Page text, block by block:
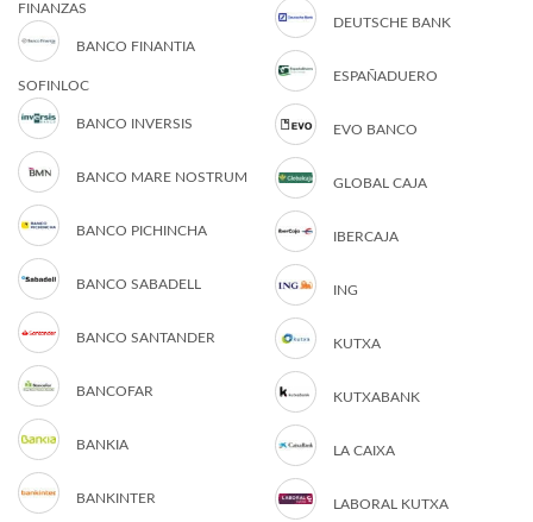
FINANZAS
BANCO FINANTIA
SOFINLOC
BANCO INVERSIS
BANCO MARE NOSTRUM
BANCO PICHINCHA
BANCO SABADELL
BANCO SANTANDER
BANCOFAR
BANKIA
BANKINTER
DEUTSCHE BANK
ESPAÑADUERO
EVO BANCO
GLOBAL CAJA
IBERCAJA
ING
KUTXA
KUTXABANK
LA CAIXA
LABORAL KUTXA